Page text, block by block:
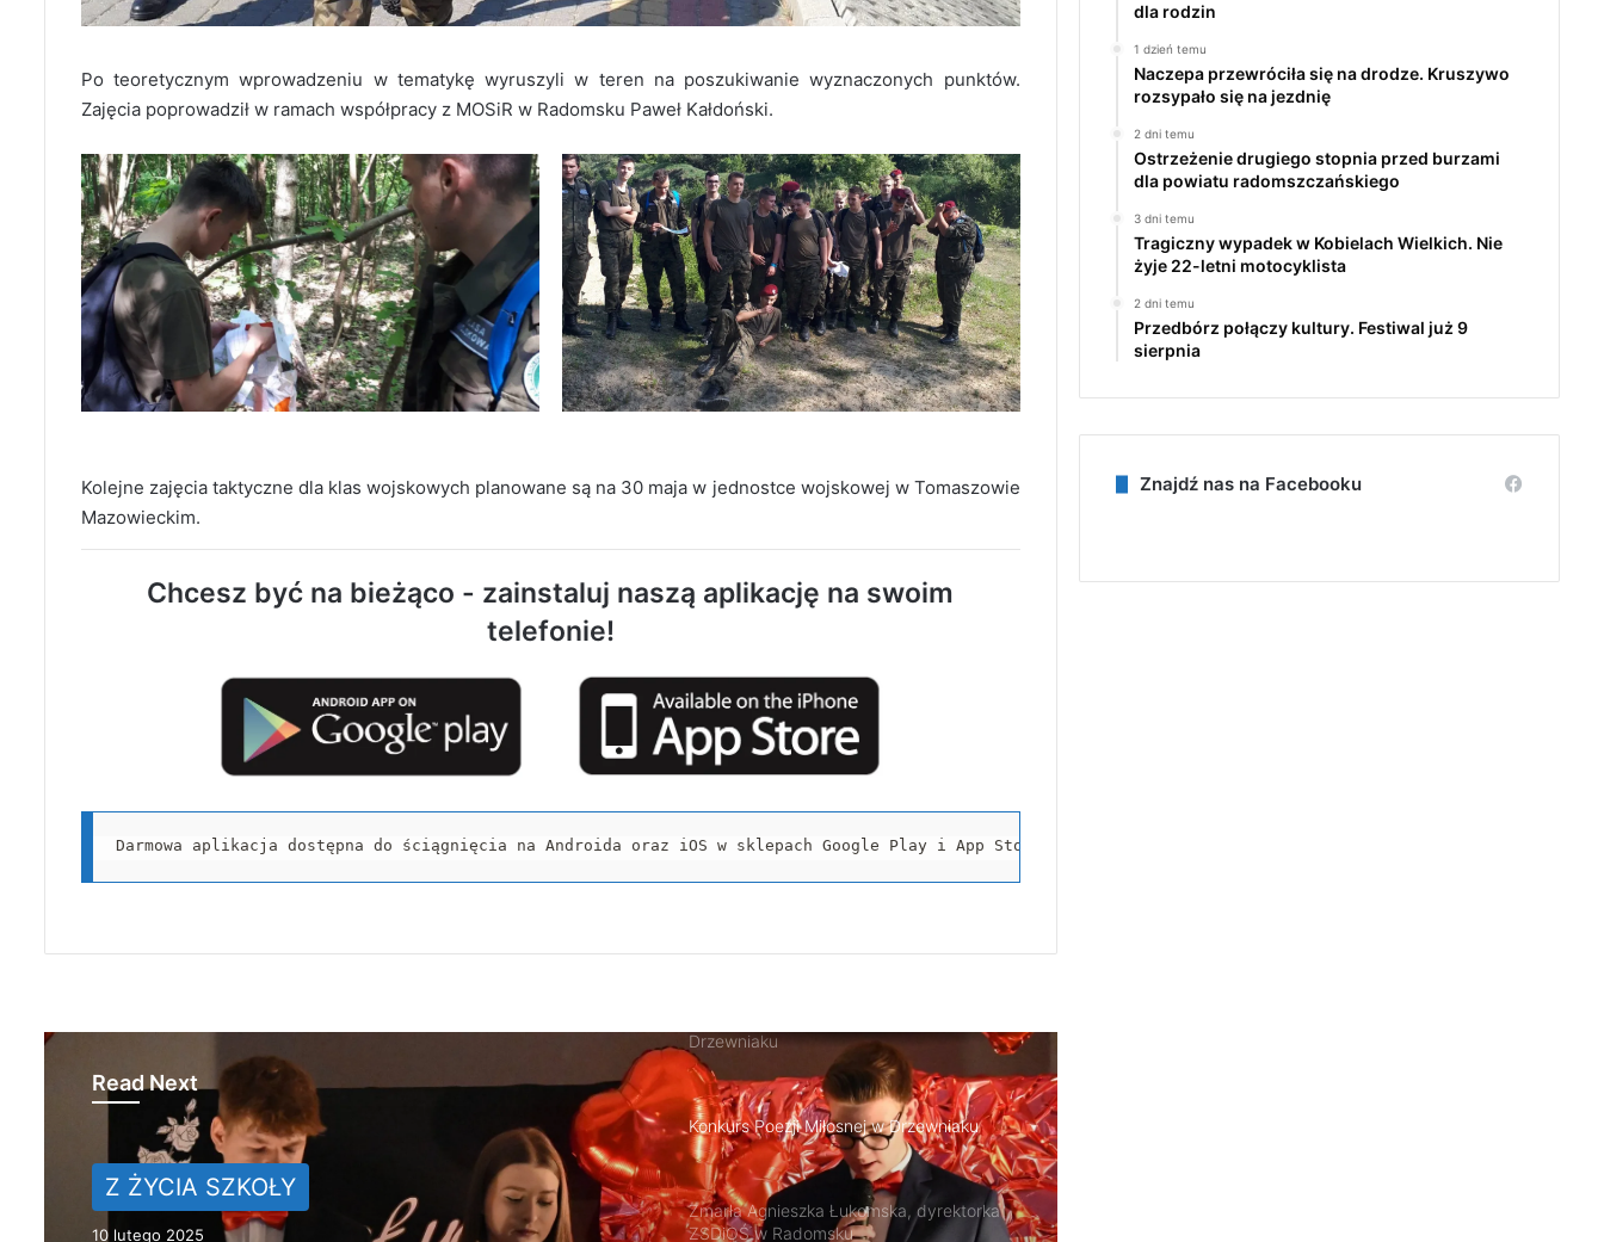
Po teoretycznym wprowadzeniu w tematykę wyruszyli w teren na poszukiwanie wyznaczonych punktów.
Zajęcia poprowadził w ramach współpracy z MOSiR w Radomsku Paweł Kałdoński.
Kolejne zajęcia taktyczne dla klas wojskowych planowane są na 30 maja w jednostce wojskowej w Tomaszowie
Mazowieckim.
Chcesz być na bieżąco - zainstaluj naszą aplikację na swoim
telefonie!
Darmowa aplikacja dostępna do ściągnięcia na Androida oraz iOS w sklepach Google Play i App Store.
Read Next
Z ŻYCIA SZKOŁY
Z ŻYCIA SZKOŁY
Uczniowie Drzewniaka na praktykach w
Uczniowie Drzewniaka na stażu w
Czechach
Zmarła Agnieszka Łukomska, dyrektorka
ZSDiOŚ w Radomsku
Konferencja „Logistyka dziś i jutro” w
Drzewniaku
dla rodzin
1 dzień temu
Naczepa przewróciła się na drodze. Kruszywo
rozsypało się na jezdnię
2 dni temu
Ostrzeżenie drugiego stopnia przed burzami
dla powiatu radomszczańskiego
3 dni temu
Tragiczny wypadek w Kobielach Wielkich. Nie
żyje 22-letni motocyklista
2 dni temu
Przedbórz połączy kultury. Festiwal już 9
sierpnia
Znajdź nas na Facebooku